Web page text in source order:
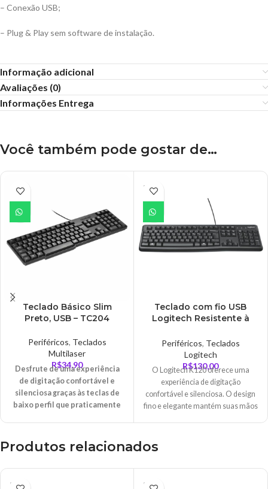
– Conexão USB;
– Plug & Play sem software de instalação.
Informação adicional
Avaliações (0)
Informações Entrega
Você também pode gostar de…
Teclado Básico Slim
Preto, USB – TC204
Periféricos, Teclados
Multilaser
R$34,90
Desfrute de uma experiência
de digitação confortável e
silenciosa graças às teclas de
baixo perfil que praticamente
ABNT2, teclas F e teclado
numérico.
ESGO
TADO
Teclado com fio USB
Logitech Resistente à
ABNT2 – K120
Periféricos, Teclados
Logitech
R$130,00
O Logitech K120 oferece uma
experiência de digitação
confortável e silenciosa. O design
fino e elegante mantém suas mãos
Produtos relacionados
ESGO
ESGO